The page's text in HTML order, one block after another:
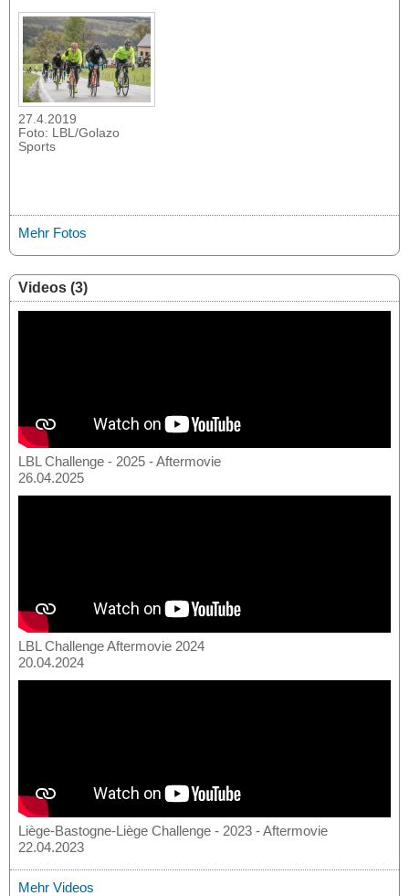
27.4.2019
Foto: LBL/Golazo
Sports
Mehr Fotos
Videos (3)
LBL Challenge - 2025 - Aftermovie
26.04.2025
LBL Challenge Aftermovie 2024
20.04.2024
Liège-Bastogne-Liège Challenge - 2023 - Aftermovie
22.04.2023
Mehr Videos